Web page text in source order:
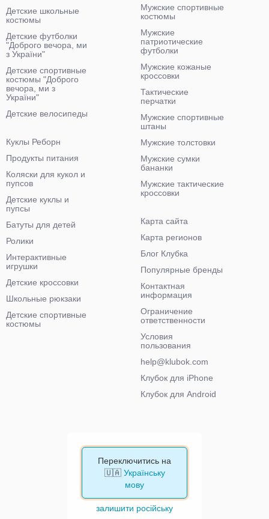
Детские школьные
костюмы
Детские футболки
"Доброго вечора, ми
з України"
Детские спортивные
костюмы "Доброго
вечора, ми з
України"
Детские велосипеды
Мужские спортивные
костюмы
Мужские
патриотические
футболки
Мужские кожаные
кроссовки
Тактические
перчатки
Мужские спортивные
штаны
Мужские толстовки
Мужские сумки
бананки
Мужские тактические
кроссовки
Куклы Реборн
Продукты питания
Коляски для кукол и
пупсов
Детские куклы и
пупсы
Батуты для детей
Ролики
Интерактивные
игрушки
Детские кроссовки
Школьные рюкзаки
Детские спортивные
костюмы
Карта сайта
Карта регионов
Блог Клубка
Популярные бренды
Контактная
информация
Ограничение
ответственности
Условия
пользования
help@klubok.com
Клубок для iPhone
Клубок для Android
Переключитись на
🇺🇦 Українську
мову
залишити російську